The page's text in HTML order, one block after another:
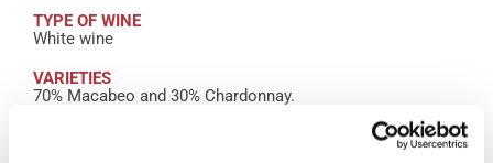
TYPE OF WINE
White wine
VARIETIES
70% Macabeo and 30% Chardonnay.